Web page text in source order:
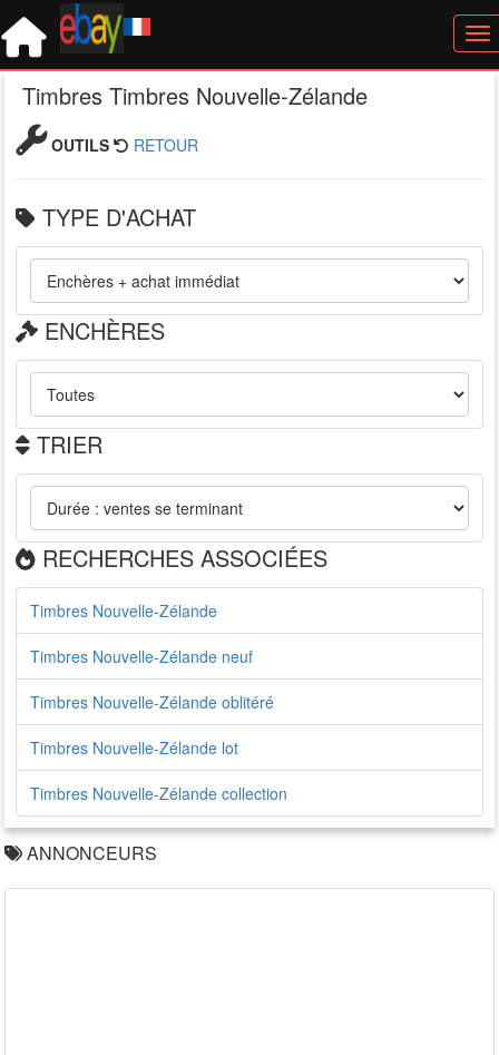
Timbres Timbres Nouvelle-Zélande
OUTILS RETOUR
TYPE D'ACHAT
ENCHÈRES
TRIER
RECHERCHES ASSOCIÉES
Timbres Nouvelle-Zélande
Timbres Nouvelle-Zélande neuf
Timbres Nouvelle-Zélande oblitéré
Timbres Nouvelle-Zélande lot
Timbres Nouvelle-Zélande collection
ANNONCEURS